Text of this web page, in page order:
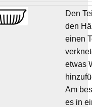
Den
den
einen
etwas
Am
es in